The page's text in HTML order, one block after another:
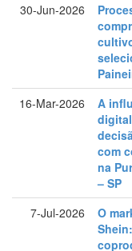
30-Jun-2026
16-Mar-2026
A
com
na
– SP
7-Jul-2026
O